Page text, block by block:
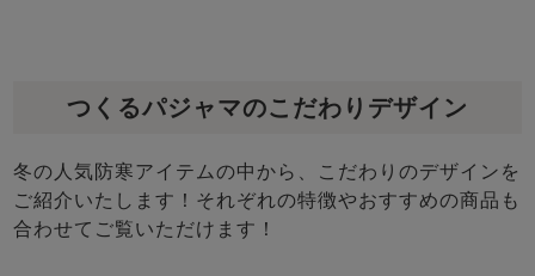
つくるパジャマのこだわりデザイン
冬の人気防寒アイテムの中から、こだわりのデザインを
ご紹介いたします！それぞれの特徴やおすすめの商品も
合わせてご覧いただけます！